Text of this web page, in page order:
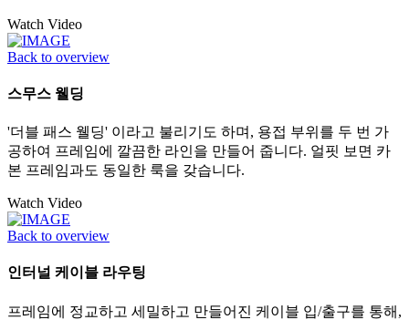
Watch Video
Back to overview
스무스 웰딩
'더블 패스 웰딩' 이라고 불리기도 하며, 용접 부위를 두 번 가
공하여 프레임에 깔끔한 라인을 만들어 줍니다. 얼핏 보면 카
본 프레임과도 동일한 룩을 갖습니다.
Watch Video
Back to overview
인터널 케이블 라우팅
프레임에 정교하고 세밀하고 만들어진 케이블 입/출구를 통해,